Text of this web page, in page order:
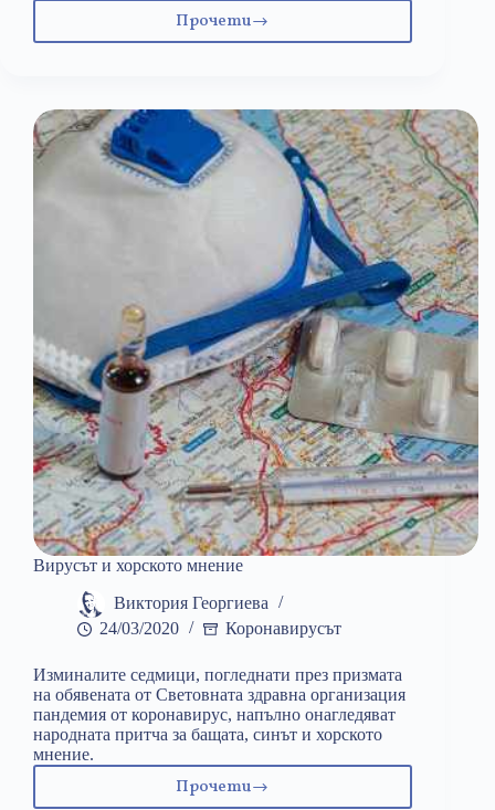
ПрочетиСубверсията
Вирусът и хорското мнение
Виктория Георгиева
24/03/2020
Коронавирусът
Изминалите седмици, погледнати през призмата
на обявената от Световната здравна организация
пандемия от коронавирус, напълно онагледяват
народната притча за бащата, синът и хорското
мнение.
ПрочетиВирусът